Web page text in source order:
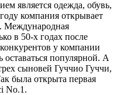
является одежда, обувь,
компания открывает
Международная
в 50-х годах после
у компании
популярной. А
сыновей Гуччио Гуччи,
была открыта первая
No.1.